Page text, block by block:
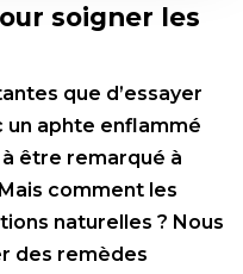
soigner les
que d’essayer
un aphte enflammé
être remarqué à
comment les
naturelles ? Nous
des remèdes